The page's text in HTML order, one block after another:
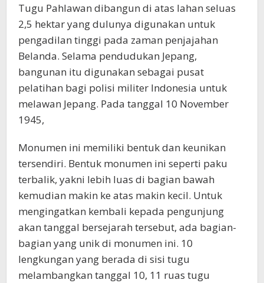
Tugu Pahlawan dibangun di atas lahan seluas
2,5 hektar yang dulunya digunakan untuk
pengadilan tinggi pada zaman penjajahan
Belanda. Selama pendudukan Jepang,
bangunan itu digunakan sebagai pusat
pelatihan bagi polisi militer Indonesia untuk
melawan Jepang. Pada tanggal 10 November
1945,
Monumen ini memiliki bentuk dan keunikan
tersendiri. Bentuk monumen ini seperti paku
terbalik, yakni lebih luas di bagian bawah
kemudian makin ke atas makin kecil. Untuk
mengingatkan kembali kepada pengunjung
akan tanggal bersejarah tersebut, ada bagian-
bagian yang unik di monumen ini. 10
lengkungan yang berada di sisi tugu
melambangkan tanggal 10, 11 ruas tugu